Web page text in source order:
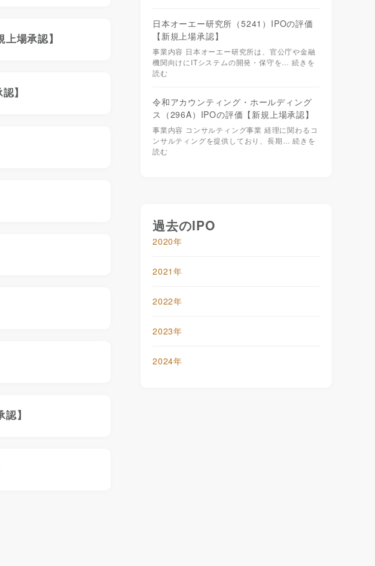
場承認】
】
】
日本オーエー研究所（5241）IPOの評価
【新規上場承認】
事業内容 日本オーエー研究所は、官公庁や金融
機関向けにITシステムの開発・保守を…続きを
読む
令和アカウンティング・ホールディング
ス（296A）IPOの評価【新規上場承認】
事業内容 コンサルティング事業 経理に関わるコ
ンサルティングを提供しており、長期…続きを
読む
過去のIPO
2020年
2021年
2022年
2023年
2024年